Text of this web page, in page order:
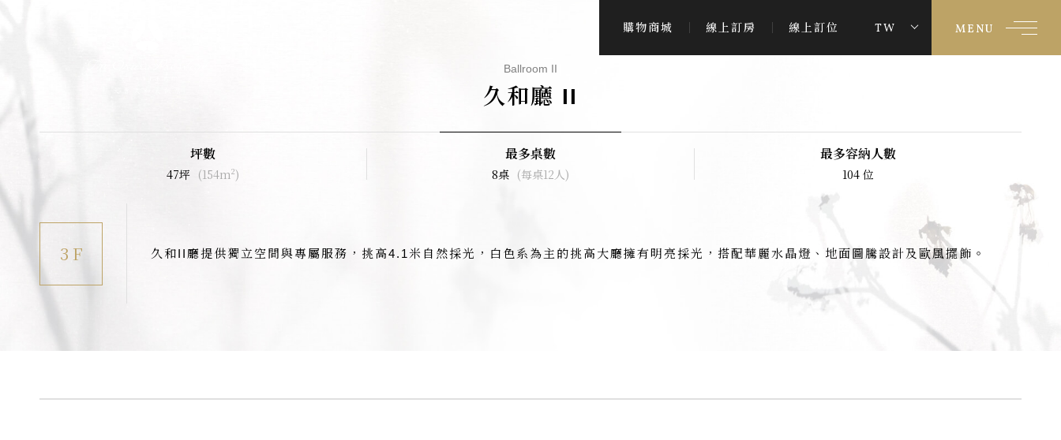
購物商城 線上訂房 線上訂位 TW MENU
Ballroom II
久和廳 II
坪數
47坪 (154m²)
最多桌數
8桌 (每桌12人)
最多容納人數
104 位
3 F 久和II廳提供獨立空間與專屬服務，挑高4.1米自然採光，白色系為主的挑高大廳擁有明亮採光，搭配華麗水晶燈、地面圖騰設計及歐風擺飾。